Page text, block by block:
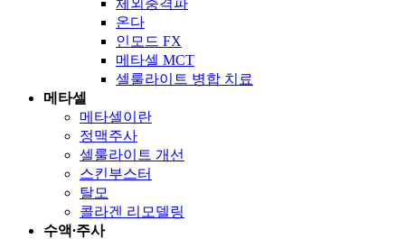
체외충격파
온다
인모드 FX
메타셀 MCT
셀룰라이트 병합 치료
메타셀
메타셀이란
정맥주사
셀룰라이트 개선
스킨부스터
탈모
콜라겐 리모델링
수액∙주사